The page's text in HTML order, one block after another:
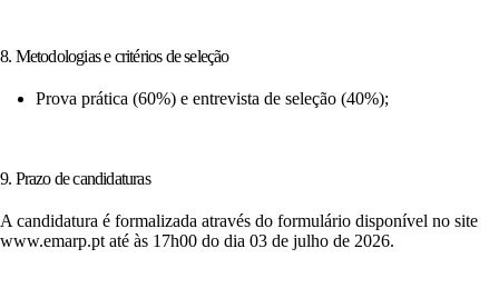
8. Metodologias e critérios de seleção
Prova prática (60%) e entrevista de seleção (40%);
9. Prazo de candidaturas
A candidatura é formalizada através do formulário disponível no site
www.emarp.pt até às 17h00 do dia 03 de julho de 2026.